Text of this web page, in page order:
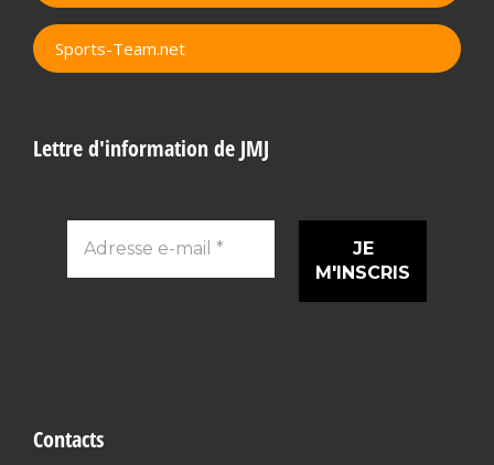
Sports-Team.net
Lettre d'information de JMJ
Adresse
Contacts